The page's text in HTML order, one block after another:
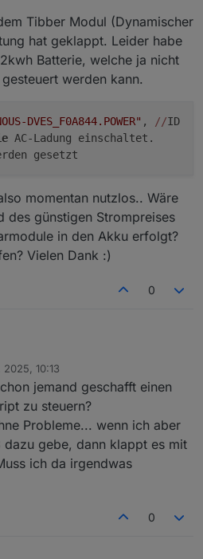
info
info
info
info
info
info
info
info
Tibber Modul (Dynamischer
hat geklappt. Leider habe
Batterie, welche ja nicht
werden kann.
DVES_F0A844.POWER" , //ID
AC-Ladung einschaltet.
gesetzt
momentan nutzlos.. Wäre
des günstigen Strompreises
in den Akku erfolgt?
Vielen Dank :)
0
2025, 10:13
jemand geschafft einen
zu steuern?
Probleme... wenn ich aber
dazu gebe, dann klappt es mit
ich da irgendwas
0